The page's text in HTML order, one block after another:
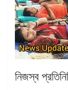
নিজস্ব